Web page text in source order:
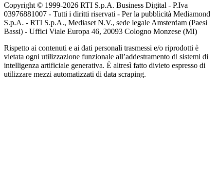
Copyright © 1999-2026 RTI S.p.A. Business Digital - P.Iva
03976881007 - Tutti i diritti riservati - Per la pubblicità Mediamond
S.p.A. - RTI S.p.A., Mediaset N.V., sede legale Amsterdam (Paesi
Bassi) - Uffici Viale Europa 46, 20093 Cologno Monzese (MI)
Rispetto ai contenuti e ai dati personali trasmessi e/o riprodotti è
vietata ogni utilizzazione funzionale all’addestramento di sistemi di
intelligenza artificiale generativa. È altresì fatto divieto espresso di
utilizzare mezzi automatizzati di data scraping.